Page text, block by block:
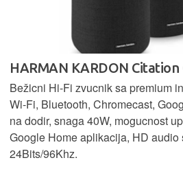
HARMAN KARDON Citation
Bežicni Hi-Fi zvucnik sa premium
Wi-Fi, Bluetooth, Chromecast,
na dodir, snaga 40W, mogucnost
Google Home aplikacija, HD audio
24Bits/96Khz.